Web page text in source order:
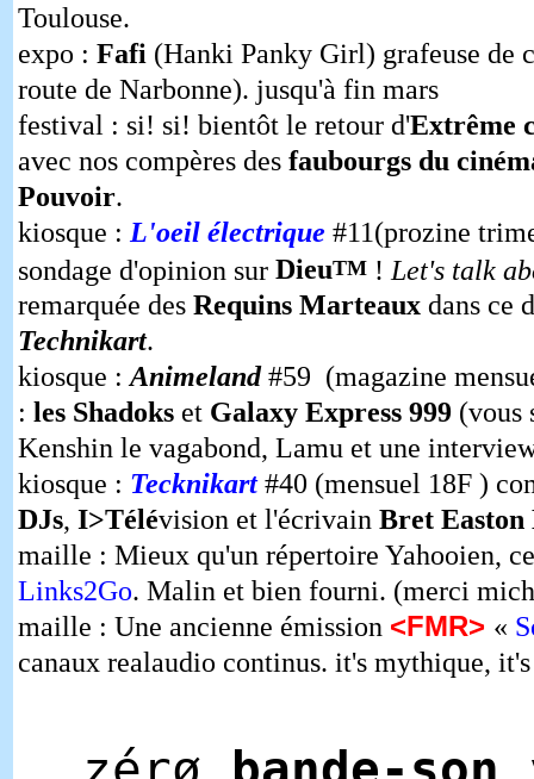
Toulouse.
expo : Fafi (Hanki Panky Girl) grafeuse de
route de Narbonne). jusqu'à fin mars
festival : si! si! bientôt le retour d'Extrême
avec nos compères desfaubourgs du
Pouvoir.
kiosque : L'oeil électrique #11(prozine
sondage d'opinion sur DieuTM! Let's talk
remarquée des Requins Marteauxdans ce
Technikart.
kiosque :Animeland#59 (magazine
: les Shadokset Galaxy Express 999(vous
Kenshin le vagabond, Lamu et une
kiosque : Tecknikart#40 (mensuel 18F )
DJs, I>Télévision et l'écrivain Bret Easton
maille : Mieux qu'un répertoire Yahooien,
Links2Go. Malin et bien fourni. (merci
maille : Une ancienne émission <FMR> «
canaux realaudio continus. it's mythique,